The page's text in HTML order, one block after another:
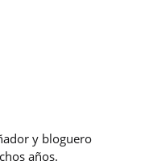
y bloguero
años.